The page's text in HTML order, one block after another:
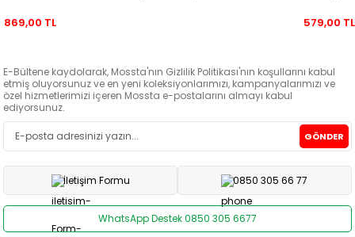
869,00 TL 579,00 TL
E-Bültene kaydolarak, Mossta'nın Gizlilik Politikası'nın koşullarını kabul
etmiş oluyorsunuz ve en yeni koleksiyonlarımızı, kampanyalarımızı ve
özel hizmetlerimizi içeren Mossta e-postalarını almayı kabul
ediyorsunuz.
GÖNDER
İletişim Formu 0850 305 66 77
WhatsApp Destek 0850 305 6677